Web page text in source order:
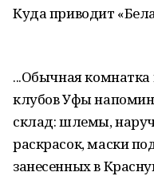
Куда приводит
...Обычная
клубов Уфы
склад: шлемы,
раскрасок, маски
занесенных в